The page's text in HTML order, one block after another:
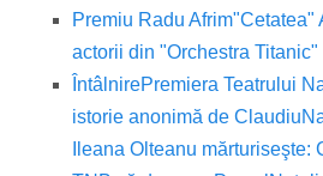
Premiu Radu Afrim"Cetatea"
actorii din "Orchestra Titanic"
ÎntâlnirePremiera Teatrului
istorie anonimă de Claudiu
Ileana Olteanu mărturiseşte: